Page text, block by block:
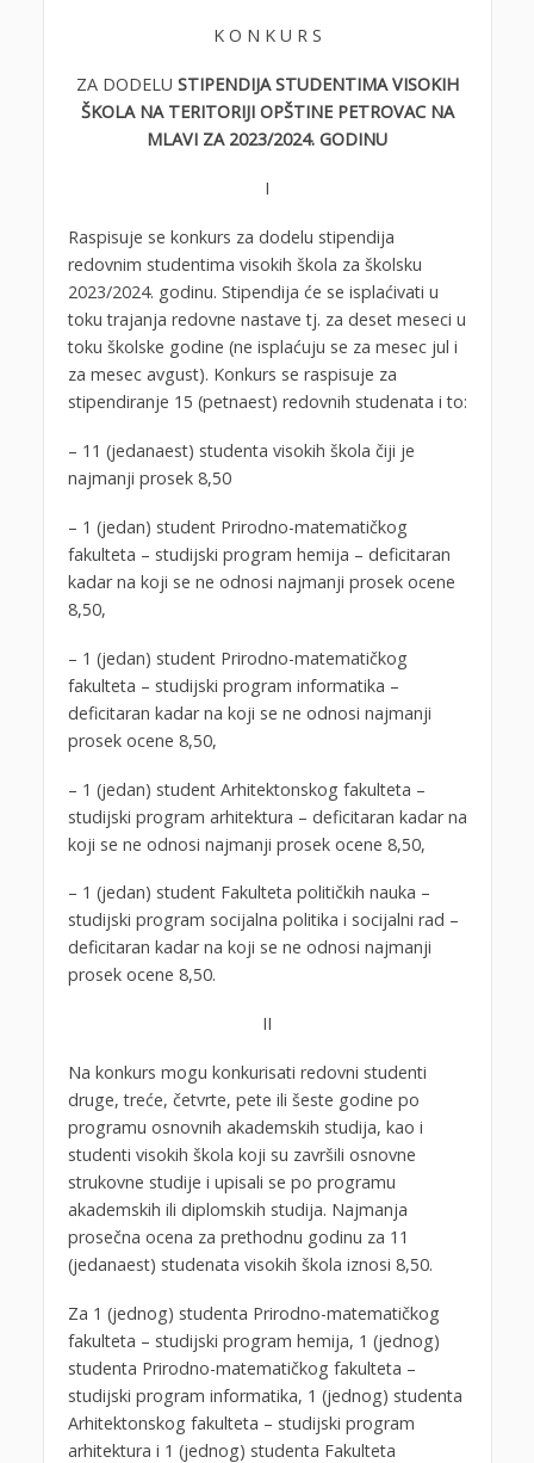
K O N K U R S
ZA DODELU STIPENDIJA STUDENTIMA VISOKIH
ŠKOLA NA TERITORIJI OPŠTINE PETROVAC NA
MLAVI ZA 2023/2024. GODINU
I
Raspisuje se konkurs za dodelu stipendija
redovnim studentima visokih škola za školsku
2023/2024. godinu. Stipendija će se isplaćivati u
toku trajanja redovne nastave tj. za deset meseci u
toku školske godine (ne isplaćuju se za mesec jul i
za mesec avgust). Konkurs se raspisuje za
stipendiranje 15 (petnaest) redovnih studenata i to:
– 11 (jedanaest) studenta visokih škola čiji je
najmanji prosek 8,50
– 1 (jedan) student Prirodno-matematičkog
fakulteta – studijski program hemija – deficitaran
kadar na koji se ne odnosi najmanji prosek ocene
8,50,
– 1 (jedan) student Prirodno-matematičkog
fakulteta – studijski program informatika –
deficitaran kadar na koji se ne odnosi najmanji
prosek ocene 8,50,
– 1 (jedan) student Arhitektonskog fakulteta –
studijski program arhitektura – deficitaran kadar na
koji se ne odnosi najmanji prosek ocene 8,50,
– 1 (jedan) student Fakulteta političkih nauka –
studijski program socijalna politika i socijalni rad –
deficitaran kadar na koji se ne odnosi najmanji
prosek ocene 8,50.
II
Na konkurs mogu konkurisati redovni studenti
druge, treće, četvrte, pete ili šeste godine po
programu osnovnih akademskih studija, kao i
studenti visokih škola koji su završili osnovne
strukovne studije i upisali se po programu
akademskih ili diplomskih studija. Najmanja
prosečna ocena za prethodnu godinu za 11
(jedanaest) studenata visokih škola iznosi 8,50.
Za 1 (jednog) studenta Prirodno-matematičkog
fakulteta – studijski program hemija, 1 (jednog)
studenta Prirodno-matematičkog fakulteta –
studijski program informatika, 1 (jednog) studenta
Arhitektonskog fakulteta – studijski program
arhitektura i 1 (jednog) studenta Fakulteta